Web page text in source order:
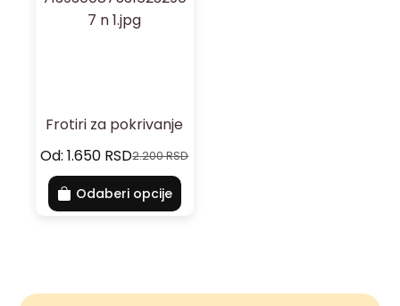
Frotiri za pokrivanje
Od:
2.200RSD
1.650 RSD
Odaberi opcije